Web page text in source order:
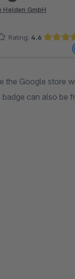
Helden GmbH
Rating: 4.6
Average rating of
the Google store
can also be